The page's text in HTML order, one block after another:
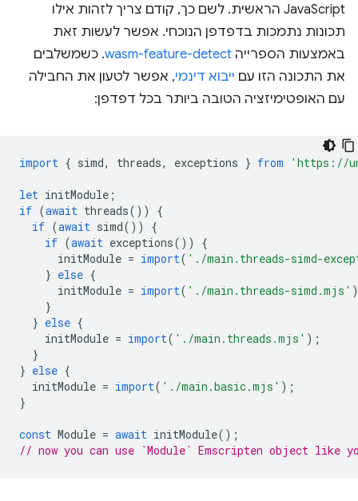
JavaScript הראשית. לשם כך, קודם צריך לזהות אילו
תכונות נתמכות בדפדפן הנוכחי. אפשר לעשות זאת
באמצעות הספרייה wasm-feature-detect. כשמשלבים
את התכונה הזו עם ייבוא דינמי, אפשר לטעון את החבילה
עם האופטימיזציה הטובה ביותר בכל דפדפן:
import { simd, threads, exceptions } from 'https://
let initModule ;
if (await threads())
{
if (await simd())
{
if (await exceptions())
{
initModule = import( './main.threads-simd-
} else {
initModule = import( './main.threads-simd.mjs'
}
} else {
initModule = import( './main.threads.mjs' );
}
} else {
initModule = import( './main.basic.mjs' );
}
const Module = await initModule();
// now you can use `Module` Emscripten object like